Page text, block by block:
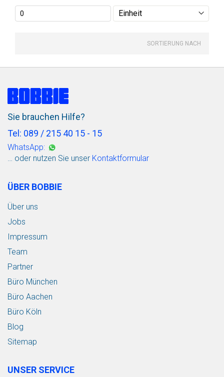
SORTIERUNG NACH
Sie brauchen Hilfe?
Tel: 089 / 215 40 15 - 15
WhatsApp:
… oder nutzen Sie unser Kontaktformular
ÜBER BOBBIE
Über uns
Jobs
Impressum
Team
Partner
Büro München
Büro Aachen
Büro Köln
Blog
Sitemap
UNSER SERVICE